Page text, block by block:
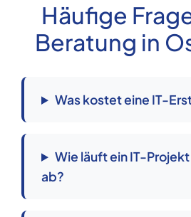
Häufige
Beratung in
Was kostet eine IT-
Wie läuft ein IT-Projekt
ab?